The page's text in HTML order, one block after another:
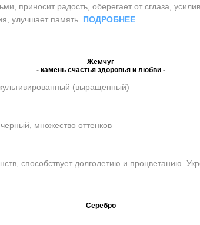
приносит радость, оберегает от сглаза,
улучшает память. ПОДРОБНЕЕ
Жемчуг
- камень счастья здоровья и любви -
(выращенный)
множество оттенков
способствует долголетию и процветанию.
Серебро